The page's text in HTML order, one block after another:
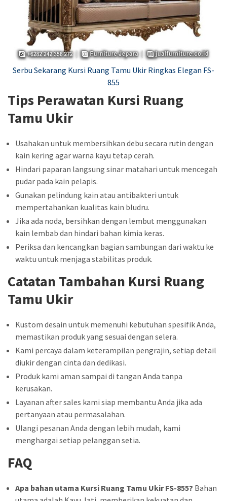
Serbu Sekarang Kursi Ruang Tamu Ukir Ringkas Elegan FS-
855
Tips Perawatan Kursi Ruang
Tamu Ukir
Usahakan untuk membersihkan debu secara rutin dengan
kain kering agar warna kayu tetap cerah.
Hindari paparan langsung sinar matahari untuk mencegah
pudar pada kain pelapis.
Gunakan pelindung kain atau antibakteri untuk
mempertahankan kualitas kain bludru.
Jika ada noda, bersihkan dengan lembut menggunakan
kain lembab dan hindari bahan kimia keras.
Periksa dan kencangkan bagian sambungan dari waktu ke
waktu untuk menjaga stabilitas produk.
Catatan Tambahan Kursi Ruang
Tamu Ukir
Kustom desain untuk memenuhi kebutuhan spesifik Anda,
memastikan produk yang sesuai dengan selera.
Kami percaya dalam keterampilan pengrajin, setiap detail
diukir dengan cinta dan dedikasi.
Produk kami aman sampai di tangan Anda tanpa
kerusakan.
Layanan after sales kami siap membantu Anda jika ada
pertanyaan atau permasalahan.
Ulangi pesanan Anda dengan lebih mudah, kami
menghargai setiap pelanggan setia.
FAQ
Apa bahan utama Kursi Ruang Tamu Ukir FS-855? Bahan